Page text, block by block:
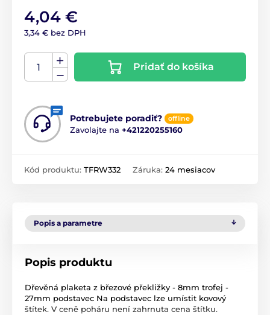
4,04 €
3,34 € bez DPH
Pridať do košíka
Potrebujete poradiť? offline
Zavolajte na +421220255160
Kód produktu: TFRW332 Záruka: 24 mesiacov
Popis a parametre
Popis produktu
Dřevěná plaketa z březové překližky - 8mm trofej -
27mm podstavec Na podstavec lze umístit kovový
štítek. V ceně poháru není zahrnuta cena štítku.